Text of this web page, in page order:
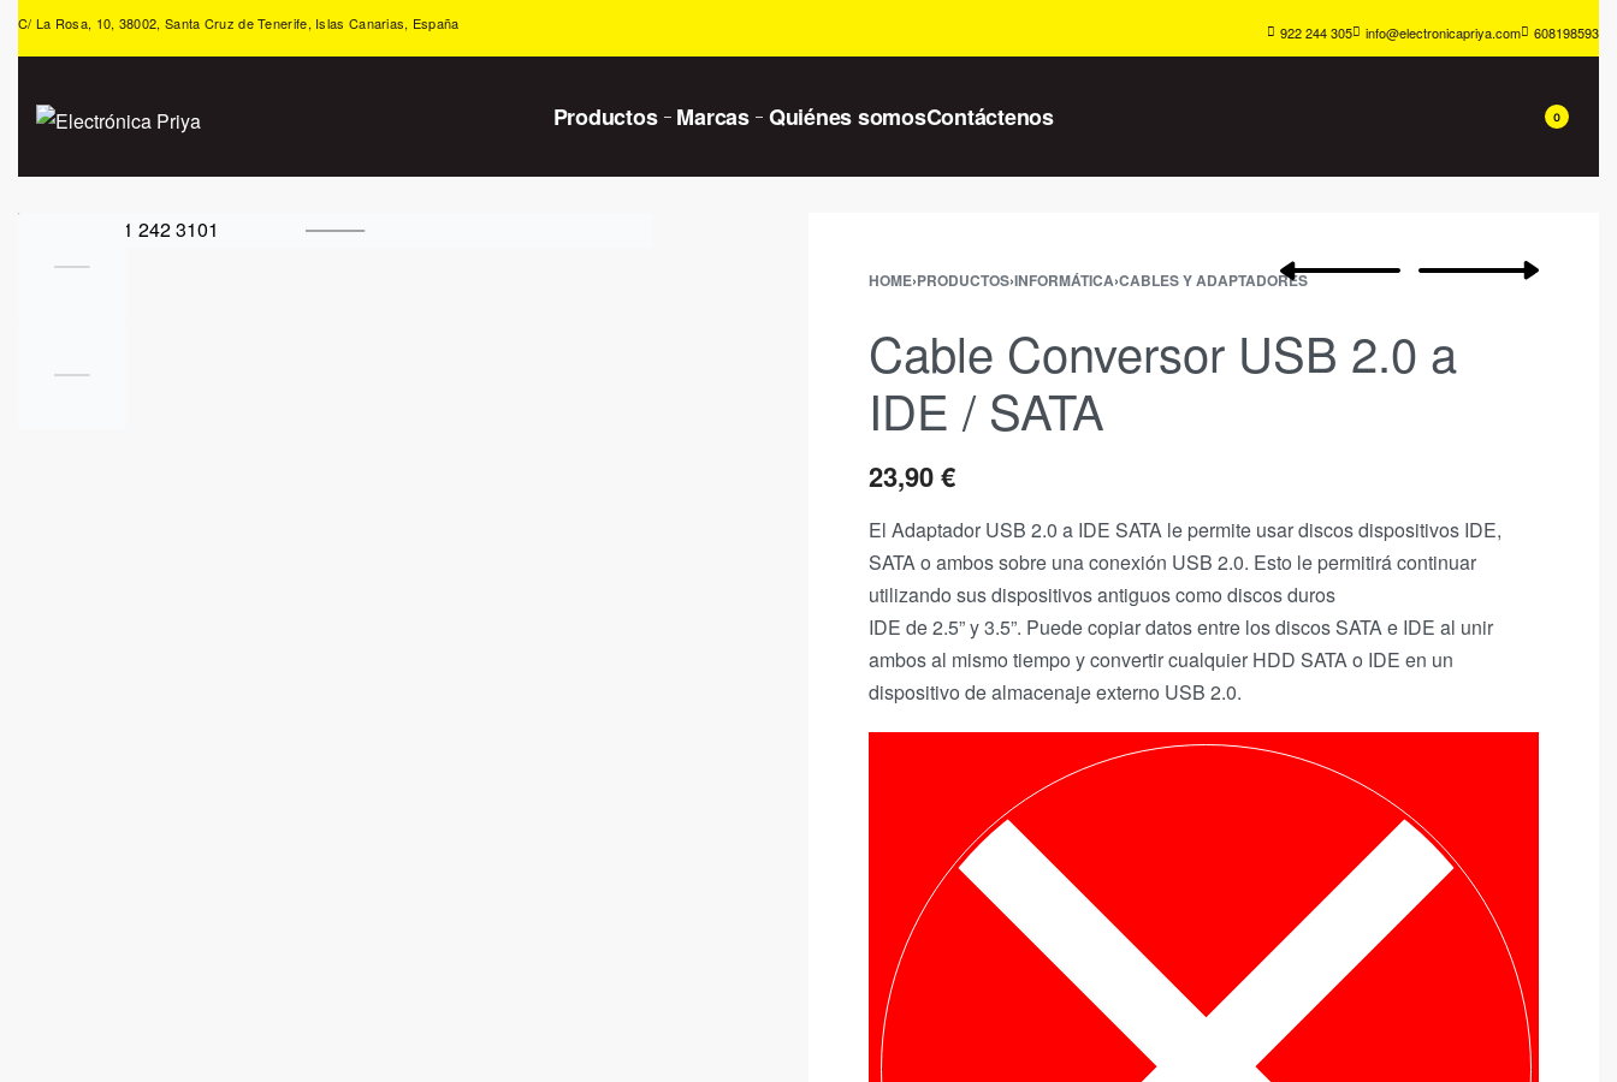
C/ La Rosa, 10, 38002, Santa Cruz de Tenerife, Islas Canarias, España 922 244 305 info@electronicapriya.com 608198593
Productos Marcas Quiénes somosContáctenos 0
HOME›PRODUCTOS›INFORMÁTICA›CABLES Y ADAPTADORES
Cable Conversor USB 2.0 a
IDE / SATA
23,90€
El Adaptador USB 2.0 a IDE SATA le permite usar discos dispositivos IDE,
SATA o ambos sobre una conexión USB 2.0. Esto le permitirá continuar
utilizando sus dispositivos antiguos como discos duros
IDE de 2.5” y 3.5”. Puede copiar datos entre los discos SATA e IDE al unir
ambos al mismo tiempo y convertir cualquier HDD SATA o IDE en un
dispositivo de almacenaje externo USB 2.0.